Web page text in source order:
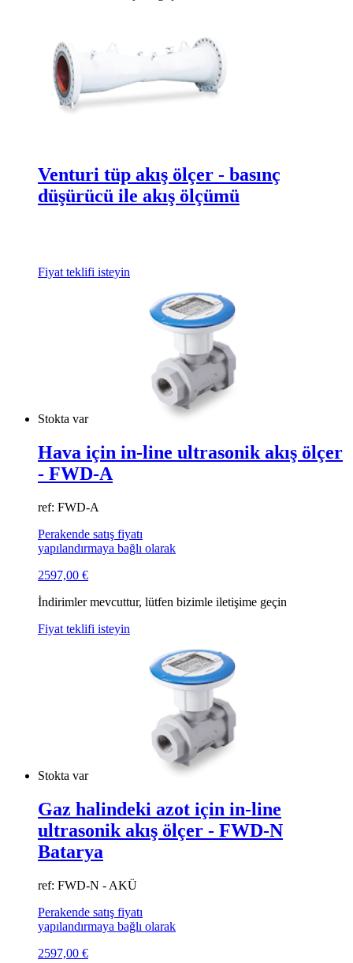
Venturi tüp akış ölçer - basınç
düşürücü ile akış ölçümü
Fiyat teklifi isteyin
Stokta var
Hava için in-line ultrasonik akış ölçer
- FWD-A
ref: FWD-A
Perakende satış fiyatı
yapılandırmaya bağlı olarak
2597,00 €
İndirimler mevcuttur, lütfen bizimle iletişime geçin
Fiyat teklifi isteyin
Stokta var
Gaz halindeki azot için in-line
ultrasonik akış ölçer - FWD-N
Batarya
ref: FWD-N - AKÜ
Perakende satış fiyatı
yapılandırmaya bağlı olarak
2597,00 €